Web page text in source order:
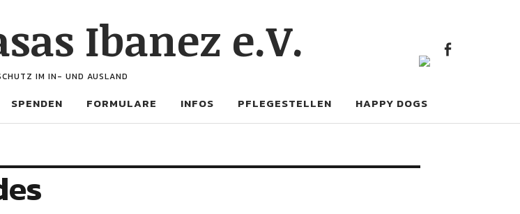
Ibanez e.V.
IM IN- UND AUSLAND
SPENDEN FORMULARE INFOS PFLEGESTELLEN HAPPY DOGS